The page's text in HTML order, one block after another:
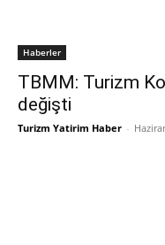
Haberler
TBMM: Turizm
değişti
Turizm Yatirim Haber -